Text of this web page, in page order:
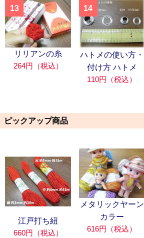
13
リリアンの糸
264円（税込）
14
ハトメの使い方・
付け方 ハトメ
110円（税込）
ピックアップ商品
江戸打ち紐
660円（税込）
メタリックヤーン
カラー
616円（税込）